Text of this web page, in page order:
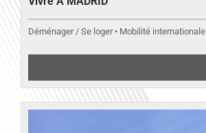
Déménager / Se loger • Mobilité internationale